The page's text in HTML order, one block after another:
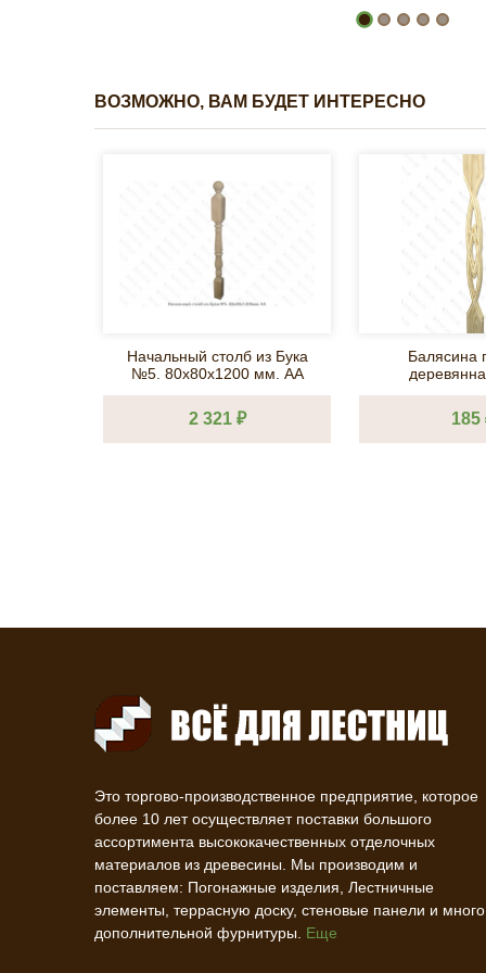
ВОЗМОЖНО, ВАМ БУДЕТ ИНТЕРЕСНО
Начальный столб из Бука
№5. 80х80х1200 мм. АА
2 321 ₽
Балясина
185
Это торгово-производственное предприятие, которое
более 10 лет осуществляет поставки большого
ассортимента высококачественных отделочных
материалов из древесины. Мы производим и
поставляем: Погонажные изделия, Лестничные
элементы, террасную доску, стеновые панели и много
дополнительной фурнитуры. Еще